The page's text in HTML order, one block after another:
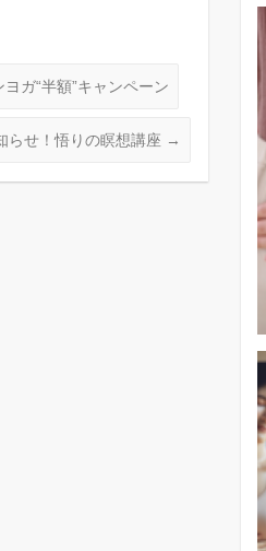
ガ“半額”キャンペーン
らせ！悟りの瞑想講座 →